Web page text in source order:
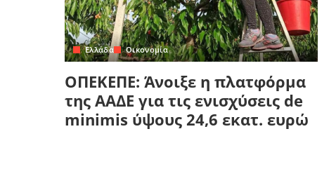
Ελλάδα Οικονομία
ΟΠΕΚΕΠΕ: Άνοιξε η πλατφόρμα
της ΑΑΔΕ για τις ενισχύσεις de
minimis ύψους 24,6 εκατ. ευρώ